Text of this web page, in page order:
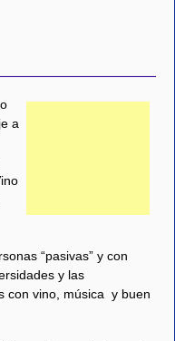
a
“pasivas” y con
y las
con vino, música y buen